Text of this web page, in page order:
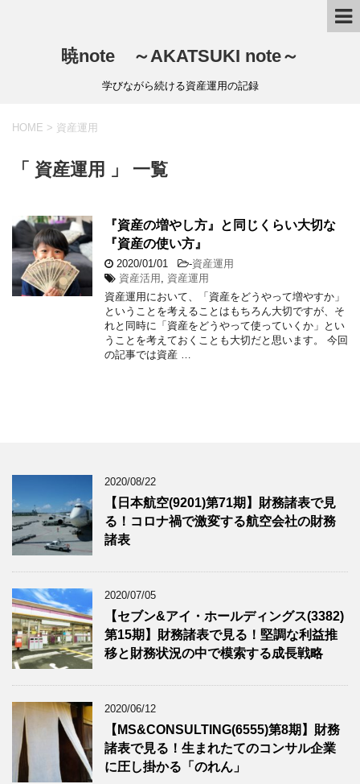
暁note ～AKATSUKI note～
学びながら続ける資産運用の記録
HOME > 資産運用
「 資産運用 」 一覧
『資産の増やし方』と同じくらい大切な
『資産の使い方』
2020/01/01 -資産運用
資産活用
資産運用
資産運用において、「資産をどうやって増やすか」
ということを考えることはもちろん大切ですが、そ
れと同時に「資産をどうやって使っていくか」とい
うことを考えておくことも大切だと思います。 今回
の記事では資産 …
2020/08/22
【日本航空(9201)第71期】財務諸表で見
る！コロナ禍で激変する航空会社の財務
諸表
2020/07/05
【セブン&アイ・ホールディングス(3382)
第15期】財務諸表で見る！堅調な利益推
移と財務状況の中で模索する成長戦略
2020/06/12
【MS&CONSULTING(6555)第8期】財務
諸表で見る！生まれたてのコンサル企業
に圧し掛かる「のれん」